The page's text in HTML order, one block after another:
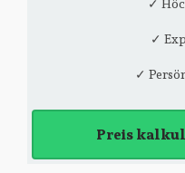
✓
✓
Preis